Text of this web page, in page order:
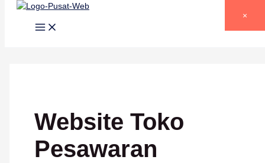
Lewati ke konten
Website Toko
Pesawaran
×